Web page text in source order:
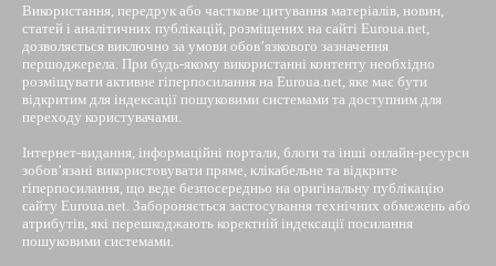
Використання, передрук або часткове цитування матеріалів, новин,
статей і аналітичних публікацій, розміщених на сайті Euroua.net,
дозволяється виключно за умови обов’язкового зазначення
першоджерела. При будь-якому використанні контенту необхідно
розміщувати активне гіперпосилання на Euroua.net, яке має бути
відкритим для індексації пошуковими системами та доступним для
переходу користувачами.
Інтернет-видання, інформаційні портали, блоги та інші онлайн-ресурси
зобов’язані використовувати пряме, клікабельне та відкрите
гіперпосилання, що веде безпосередньо на оригінальну публікацію
сайту Euroua.net. Забороняється застосування технічних обмежень або
атрибутів, які перешкоджають коректній індексації посилання
пошуковими системами.